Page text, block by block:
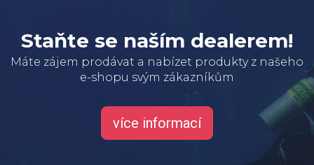
Staňte se naším dealerem!
Máte zájem prodávat a nabízet produkty z našeho
e-shopu svým zákazníkům
více informací